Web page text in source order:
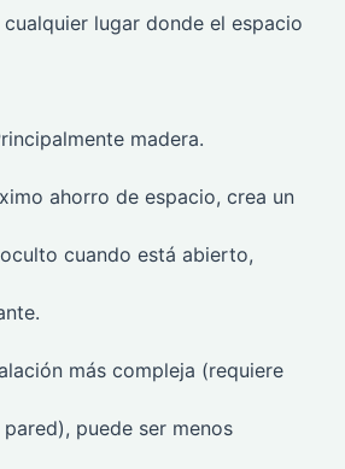
lugar donde el espacio
madera.
ahorro de espacio, crea un
cuando está abierto,
más compleja (requiere
puede ser menos